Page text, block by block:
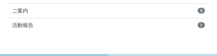
ご案内 8
活動報告 1